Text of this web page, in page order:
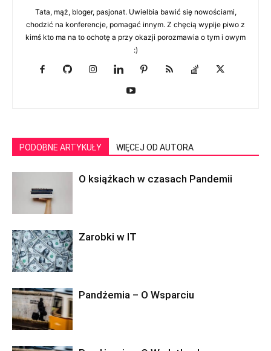
Tata, mąż, bloger, pasjonat. Uwielbia bawić się nowościami,
chodzić na konferencje, pomagać innym. Z chęcią wypije piwo z
kimś kto ma na to ochotę a przy okazji porozmawia o tym i owym
:)
PODOBNE ARTYKUŁY WIĘCEJ OD AUTORA
O książkach w czasach Pandemii
Zarobki w IT
Pandżemia – O Wsparciu